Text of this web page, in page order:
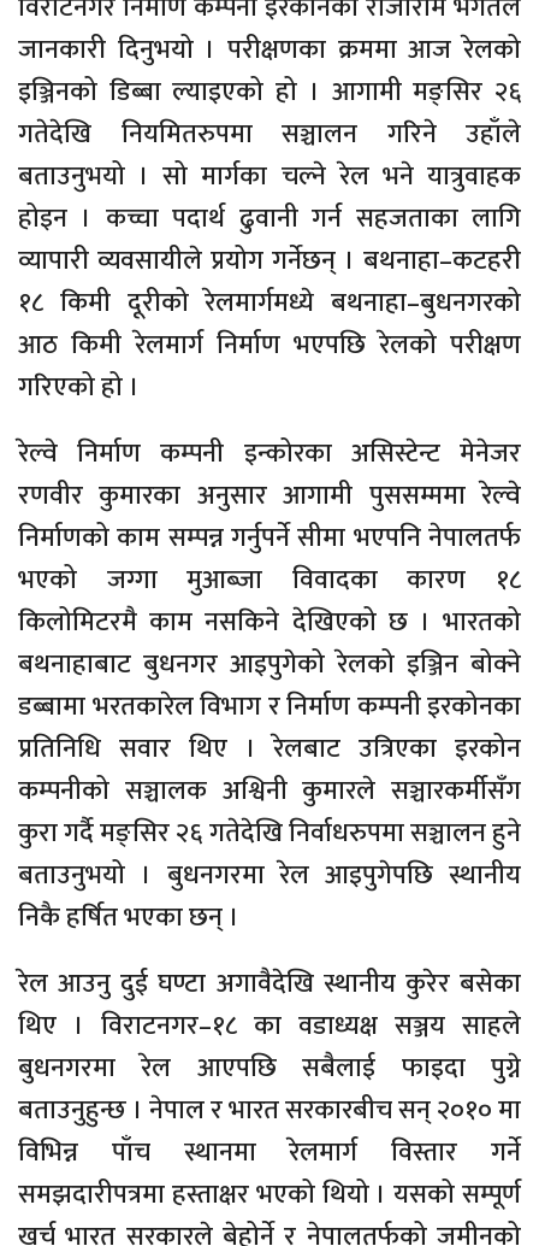
जानकारी दिनुभयो । परीक्षणका क्रममा आज रेलको
इञ्जिनको डिब्बा ल्याइएको हो । आगामी मङ्सिर २६
गतेदेखि नियमितरुपमा सञ्चालन गरिने उहाँले
बताउनुभयो । सो मार्गका चल्ने रेल भने यात्रुवाहक
होइन । कच्चा पदार्थ ढुवानी गर्न सहजताका लागि
व्यापारी व्यवसायीले प्रयोग गर्नेछन् । बथनाहा–कटहरी
१८ किमी दूरीको रेलमार्गमध्ये बथनाहा–बुधनगरको
आठ किमी रेलमार्ग निर्माण भएपछि रेलको परीक्षण
गरिएको हो ।
रेल्वे निर्माण कम्पनी इन्कोरका असिस्टेन्ट मेनेजर
रणवीर कुमारका अनुसार आगामी पुससम्ममा रेल्वे
निर्माणको काम सम्पन्न गर्नुपर्ने सीमा भएपनि नेपालतर्फ
भएको जग्गा मुआब्जा विवादका कारण १८
किलोमिटरमै काम नसकिने देखिएको छ । भारतको
बथनाहाबाट बुधनगर आइपुगेको रेलको इञ्जिन बोक्ने
डब्बामा भरतकारेल विभाग र निर्माण कम्पनी इरकोनका
प्रतिनिधि सवार थिए । रेलबाट उत्रिएका इरकोन
कम्पनीको सञ्चालक अश्विनी कुमारले सञ्चारकर्मीसँग
कुरा गर्दै मङ्सिर २६ गतेदेखि निर्वाधरुपमा सञ्चालन हुने
बताउनुभयो । बुधनगरमा रेल आइपुगेपछि स्थानीय
निकै हर्षित भएका छन् ।
रेल आउनु दुई घण्टा अगावैदेखि स्थानीय कुरेर बसेका
थिए । विराटनगर–१८ का वडाध्यक्ष सञ्जय साहले
बुधनगरमा रेल आएपछि सबैलाई फाइदा पुग्ने
बताउनुहुन्छ । नेपाल र भारत सरकारबीच सन् २०१० मा
विभिन्न पाँच स्थानमा रेलमार्ग विस्तार गर्ने
समझदारीपत्रमा हस्ताक्षर भएको थियो । यसको सम्पूर्ण